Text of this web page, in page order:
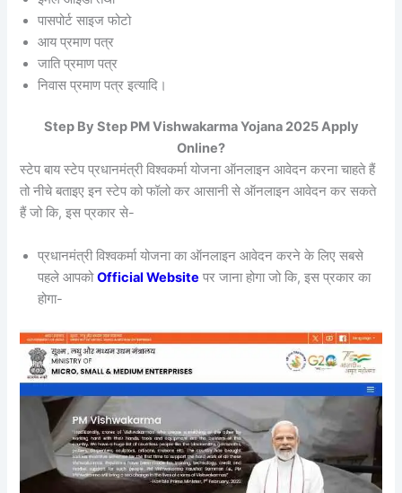
पासपोर्ट साइज फोटो
आय प्रमाण पत्र
जाति प्रमाण पत्र
निवास प्रमाण पत्र इत्यादि।
Step By Step PM Vishwakarma Yojana 2025 Apply
Online?
स्टेप बाय स्टेप प्रधानमंत्री विश्वकर्मा योजना ऑनलाइन आवेदन करना चाहते हैं
तो नीचे बताइए इन स्टेप को फॉलो कर आसानी से ऑनलाइन आवेदन कर सकते
हैं जो कि, इस प्रकार से-
प्रधानमंत्री विश्वकर्मा योजना का ऑनलाइन आवेदन करने के लिए सबसे
पहले आपकोOfficial Website पर जाना होगा जो कि, इस प्रकार का
होगा-